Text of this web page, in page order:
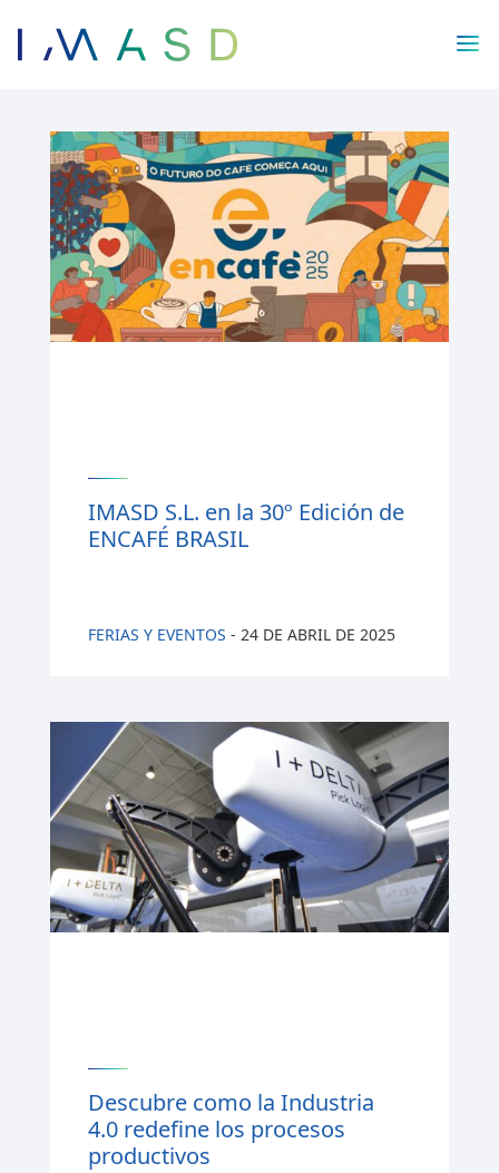
IMASD S.L. en la 30º Edición de
ENCAFÉ BRASIL
FERIAS Y EVENTOS - 24 DE ABRIL DE 2025
Descubre como la Industria
4.0 redefine los procesos
productivos